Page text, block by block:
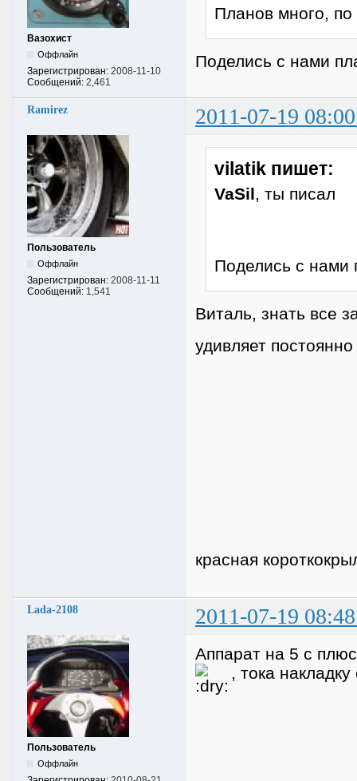
Вазохист
Оффлайн
Зарегистрирован: 2008-11-10
Сообщений: 2,461
Планов много, по
Поделись с нами
Ramirez 2011-07-19
Пользователь
Оффлайн
Зарегистрирован: 2008-11-11
Сообщений: 1,541
vilatik пишет:
VaSil, ты писал
Поделись с нами
Виталь, знать все
удивляет
красная
Lada-2108 2011-07-19
Пользователь
Оффлайн
Аппарат на 5 с
, тока